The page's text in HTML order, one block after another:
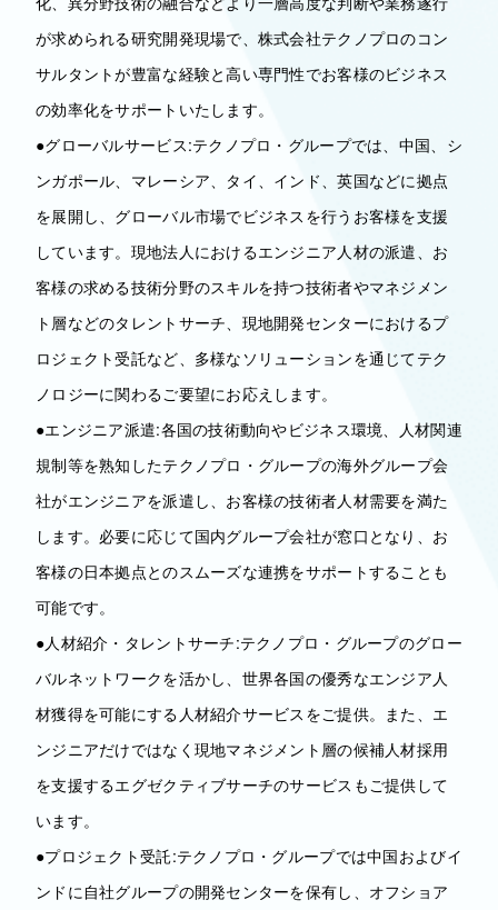
が求められる研究開発現場で、株式会社テクノプロのコン
サルタントが豊富な経験と高い専門性でお客様のビジネス
の効率化をサポートいたします。
●グローバルサービス:テクノプロ・グループでは、中国、シ
ンガポール、マレーシア、タイ、インド、英国などに拠点
を展開し、グローバル市場でビジネスを行うお客様を支援
しています。現地法人におけるエンジニア人材の派遣、お
客様の求める技術分野のスキルを持つ技術者やマネジメン
ト層などのタレントサーチ、現地開発センターにおけるプ
ロジェクト受託など、多様なソリューションを通じてテク
ノロジーに関わるご要望にお応えします。
●エンジニア派遣:各国の技術動向やビジネス環境、人材関連
規制等を熟知したテクノプロ・グループの海外グループ会
社がエンジニアを派遣し、お客様の技術者人材需要を満た
します。必要に応じて国内グループ会社が窓口となり、お
客様の日本拠点とのスムーズな連携をサポートすることも
可能です。
●人材紹介・タレントサーチ:テクノプロ・グループのグロー
バルネットワークを活かし、世界各国の優秀なエンジア人
材獲得を可能にする人材紹介サービスをご提供。また、エ
ンジニアだけではなく現地マネジメント層の候補人材採用
を支援するエグゼクティブサーチのサービスもご提供して
います。
●プロジェクト受託:テクノプロ・グループでは中国およびイ
ンドに自社グループの開発センターを保有し、オフショア